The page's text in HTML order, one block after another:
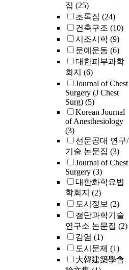
집 (25)
초록집 (24)
건축구조 (10)
시조시학 (9)
문예운동 (6)
대한피부과학
회지 (6)
Journal of Chest
Surgery (J Chest
Surg) (5)
Korean Journal
of Anesthesiology
(3)
선문공대 연구/
기술 논문집 (3)
Journal of Chest
Surgery (3)
대한화학요법
학회지 (2)
도시정보 (2)
첨단과학기술
연구소 논문집 (2)
감염 (1)
도시문제 (1)
大韓建築學會